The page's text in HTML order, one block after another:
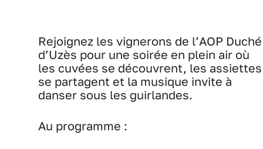
Rejoignez les vignerons de l’AOP Duché
d’Uzès pour une soirée en plein air où
les cuvées se découvrent, les assiettes
se partagent et la musique invite à
danser sous les guirlandes.
Au programme :